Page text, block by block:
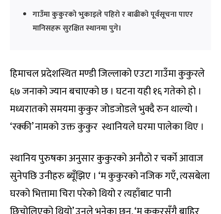
गाउँमा कुकुरको भुकाइले पहिरो र बाढीको पूर्वसूचना पाएर
मानिसहरू सुरक्षित स्थानमा पुगे।
हिमाचल प्रदेशस्थित मण्डी जिल्लाको एउटा गाउँमा कुकुरले
६७ जनाको ज्यान बचाएको छ । घटना यही १६ गतेको हो ।
मध्यरातको समयमा कुकुर जोडजोडले भुक्दै रुन थाल्यो ।
‘रक्की’ नामको उक्त कुकुर स्थानियले घरमा पालेका थिए ।
स्थानिय पुरुषका अनुसार कुकुरको अनौठो र चर्को आवाज
सुनेपछि उनीहरु ब्यूँझिए । ‘म कुकुरको नजिक गएँ, त्यसबेला
घरको भित्तामा चिरा परेको थियो र त्यहाँबाट पानी